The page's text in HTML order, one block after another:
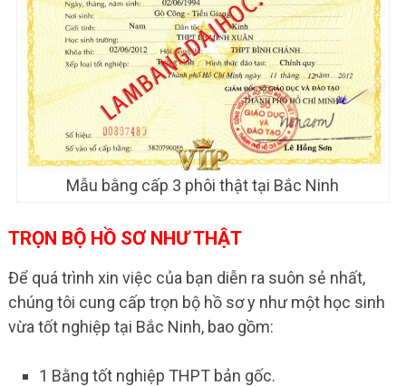
Mẫu bằng cấp 3 phôi thật tại Bắc Ninh
TRỌN BỘ HỒ SƠ NHƯ THẬT
Để quá trình xin việc của bạn diễn ra suôn sẻ nhất,
chúng tôi cung cấp trọn bộ hồ sơ y như một học sinh
vừa tốt nghiệp tại Bắc Ninh, bao gồm:
1 Bằng tốt nghiệp THPT bản gốc.